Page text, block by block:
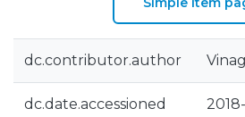
dc.contributor.author
dc.date.accessioned